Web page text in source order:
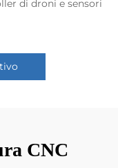
di droni e sensori
CNC